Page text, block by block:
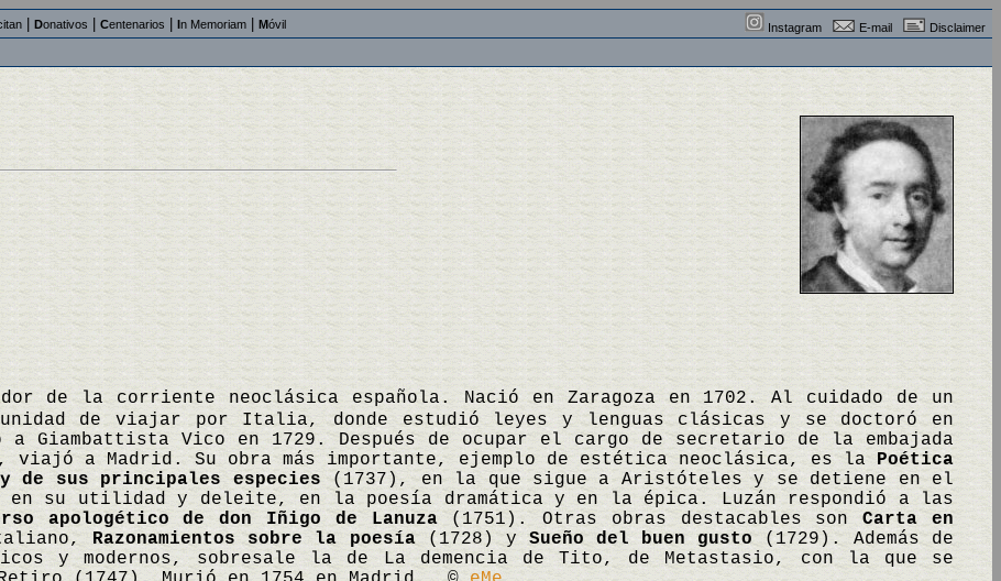
Donativos Centenarios In Memoriam Móvil Instagram E-mail Disclaimer
de la corriente neoclásica española. Nació en Zaragoza en 1702. Al cuidado de un
de viajar por Italia, donde estudió leyes y lenguas clásicas y se doctoró en
a Giambattista Vico en 1729. Después de ocupar el cargo de secretario de la embajada
viajó a Madrid. Su obra más importante, ejemplo de estética neoclásica, es la Poética
de sus principales especies (1737), en la que sigue a Aristóteles y se detiene en el
su utilidad y deleite, en la poesía dramática y en la épica. Luzán respondió a las
apologético de don Iñigo de Lanuza(1751). Otras obras destacables sonCarta en
Razonamientos sobre la poesía(1728) ySueño del buen gusto(1729). Además de
y modernos, sobresale la de La demencia de Tito, de Metastasio, con la que se